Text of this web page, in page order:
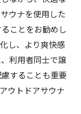
ウナを使用した
ことをお勧めし
し、より爽快感
利用者同士で譲
することも重要
ウトドアサウナ